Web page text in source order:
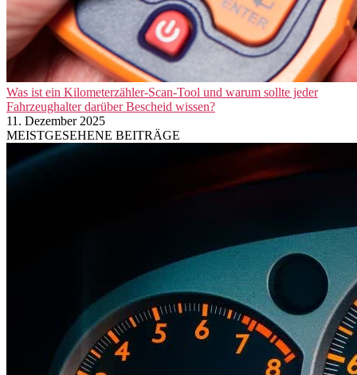
Was ist ein Kilometerzähler-Scan-Tool und warum sollte jeder
Fahrzeughalter darüber Bescheid wissen?
11. Dezember 2025
MEISTGESEHENE BEITRÄGE